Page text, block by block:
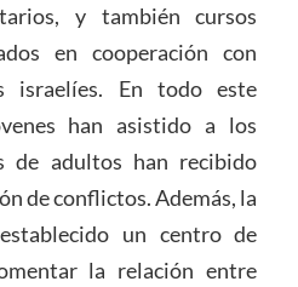
y también cursos
en cooperación con
israelíes. En todo este
han asistido a los
de adultos han recibido
de conflictos. Además, la
un centro de
la relación entre